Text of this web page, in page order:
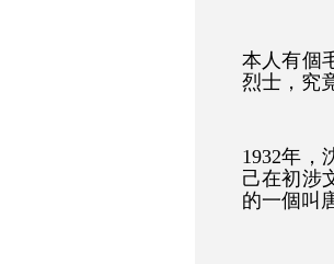
本人有個
烈士，究
1932年，
己在初涉
的一個叫